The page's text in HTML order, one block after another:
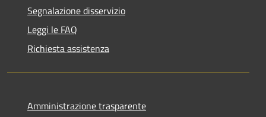
Segnalazione disservizio
Leggi le FAQ
Richiesta assistenza
Amministrazione trasparente